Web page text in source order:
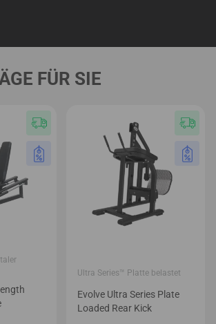
FÜR SIE
Ultra Series™ Platte belastet
Evolve Ultra Series Plate
Loaded Rear Kick